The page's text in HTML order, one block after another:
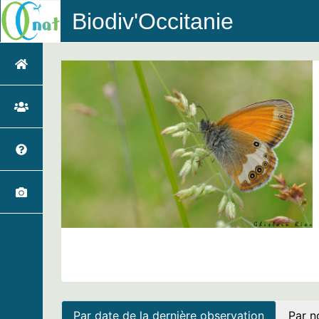
Biodiv'Occitanie
Par date de la dernière observation Par